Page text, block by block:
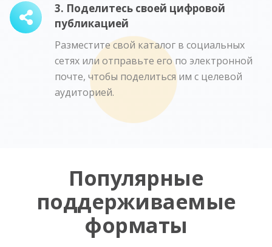
3. Поделитесь своей цифровой
публикацией
Разместите свой каталог в социальных
сетях или отправьте его по электронной
почте, чтобы поделиться им с целевой
аудиторией.
Популярные
поддерживаемые
форматы